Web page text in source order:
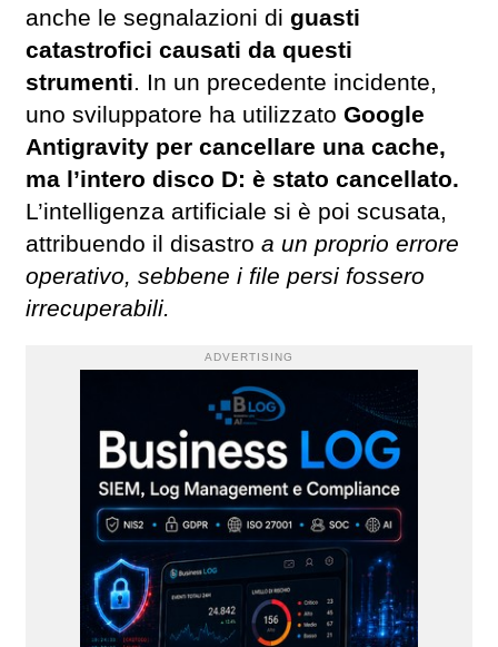
anche le segnalazioni di guasti
catastrofici causati da questi
strumenti. In un precedente incidente,
uno sviluppatore ha utilizzato Google
Antigravity per cancellare una cache,
ma l’intero disco D: è stato cancellato.
L’intelligenza artificiale si è poi scusata,
attribuendo il disastro a un proprio errore
operativo, sebbene i file persi fossero
irrecuperabili.
ADVERTISING